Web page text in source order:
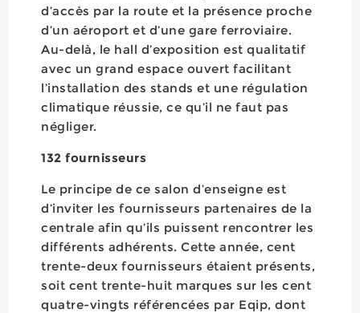
d’accès par la route et la présence proche
d’un aéroport et d’une gare ferroviaire.
Au-delà, le hall d’exposition est qualitatif
avec un grand espace ouvert facilitant
l’installation des stands et une régulation
climatique réussie, ce qu’il ne faut pas
négliger.
132 fournisseurs
Le principe de ce salon d’enseigne est
d’inviter les fournisseurs partenaires de la
centrale afin qu’ils puissent rencontrer les
différents adhérents. Cette année, cent
trente-deux fournisseurs étaient présents,
soit cent trente-huit marques sur les cent
quatre-vingts référencées par Eqip, dont